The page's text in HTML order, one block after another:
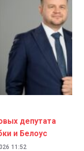
депутата
и Белоус
11:52